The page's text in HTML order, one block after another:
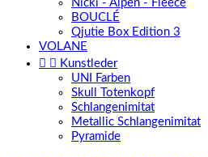
Nicki - Alpen - Fleece
BOUCLÉ
Qjutie Box Edition 3
VOLANE
  Kunstleder
UNI Farben
Skull Totenkopf
Schlangenimitat
Metallic Schlangenimitat
Pyramide